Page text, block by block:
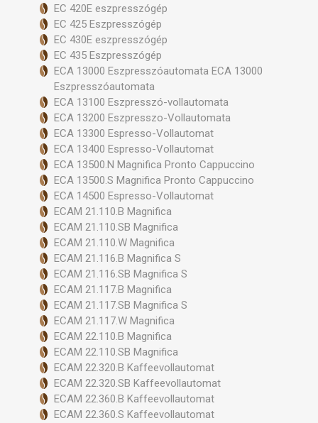
EC 420E eszpresszógép
EC 425 Eszpresszógép
EC 430E eszpresszógép
EC 435 Eszpresszógép
ECA 13000 Eszpresszóautomata ECA 13000
Eszpresszóautomata
ECA 13100 Eszpresszó-vollautomata
ECA 13200 Eszpresszo-Vollautomata
ECA 13300 Espresso-Vollautomat
ECA 13400 Espresso-Vollautomat
ECA 13500.N Magnifica Pronto Cappuccino
ECA 13500.S Magnifica Pronto Cappuccino
ECA 14500 Espresso-Vollautomat
ECAM 21.110.B Magnifica
ECAM 21.110.SB Magnifica
ECAM 21.110.W Magnifica
ECAM 21.116.B Magnifica S
ECAM 21.116.SB Magnifica S
ECAM 21.117.B Magnifica
ECAM 21.117.SB Magnifica S
ECAM 21.117.W Magnifica
ECAM 22.110.B Magnifica
ECAM 22.110.SB Magnifica
ECAM 22.320.B Kaffeevollautomat
ECAM 22.320.SB Kaffeevollautomat
ECAM 22.360.B Kaffeevollautomat
ECAM 22.360.S Kaffeevollautomat